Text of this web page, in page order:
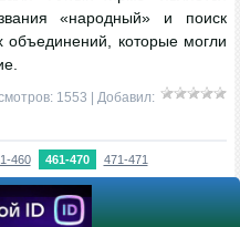
«народный» и поиск
объединений, которые могли
1553 | Добавил:
460 461-470 471-471